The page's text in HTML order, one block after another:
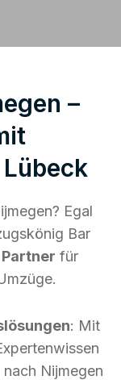
–
Egal
Bar
für
: Mit
Nijmegen